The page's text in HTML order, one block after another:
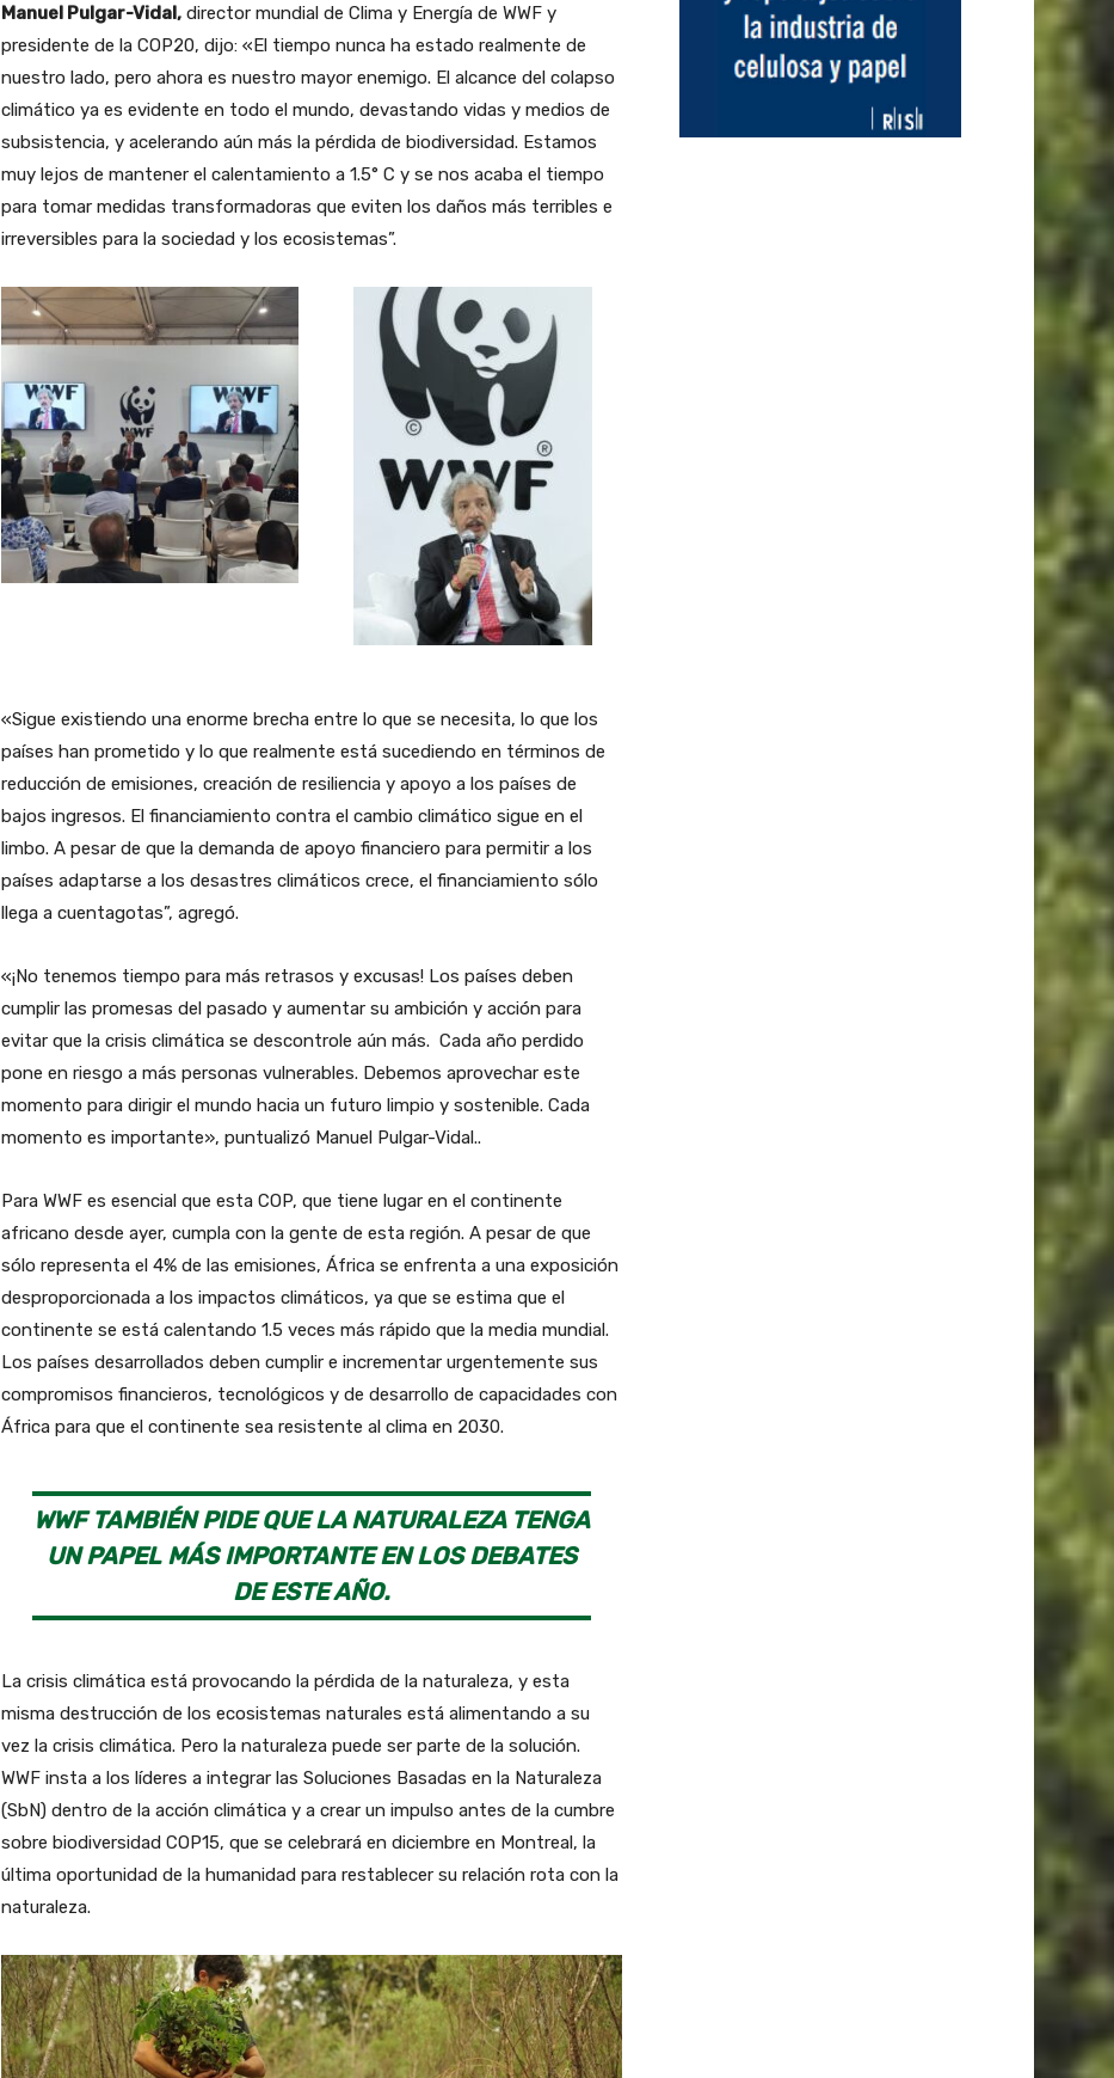
Manuel Pulgar-Vidal,director mundial de Clima y Energía de WWF y
presidente de la COP20, dijo: «El tiempo nunca ha estado realmente de
nuestro lado, pero ahora es nuestro mayor enemigo. El alcance del colapso
climático ya es evidente en todo el mundo, devastando vidas y medios de
subsistencia, y acelerando aún más la pérdida de biodiversidad. Estamos
muy lejos de mantener el calentamiento a 1.5° C y se nos acaba el tiempo
para tomar medidas transformadoras que eviten los daños más terribles e
irreversibles para la sociedad y los ecosistemas”.
«Sigue existiendo una enorme brecha entre lo que se necesita, lo que los
países han prometido y lo que realmente está sucediendo en términos de
reducción de emisiones, creación de resiliencia y apoyo a los países de
bajos ingresos. El financiamiento contra el cambio climático sigue en el
limbo. A pesar de que la demanda de apoyo financiero para permitir a los
países adaptarse a los desastres climáticos crece, el financiamiento sólo
llega a cuentagotas”, agregó.
«¡No tenemos tiempo para más retrasos y excusas! Los países deben
cumplir las promesas del pasado y aumentar su ambición y acción para
evitar que la crisis climática se descontrole aún más. Cada año perdido
pone en riesgo a más personas vulnerables. Debemos aprovechar este
momento para dirigir el mundo hacia un futuro limpio y sostenible. Cada
momento es importante», puntualizó Manuel Pulgar-Vidal..
Para WWF es esencial que esta COP, que tiene lugar en el continente
africano desde ayer, cumpla con la gente de esta región. A pesar de que
sólo representa el 4% de las emisiones, África se enfrenta a una exposición
desproporcionada a los impactos climáticos, ya que se estima que el
continente se está calentando 1.5 veces más rápido que la media mundial.
Los países desarrollados deben cumplir e incrementar urgentemente sus
compromisos financieros, tecnológicos y de desarrollo de capacidades con
África para que el continente sea resistente al clima en 2030.
WWF TAMBIÉN PIDE QUE LA NATURALEZA TENGA
UN PAPEL MÁS IMPORTANTE EN LOS DEBATES
DE ESTE AÑO.
La crisis climática está provocando la pérdida de la naturaleza, y esta
misma destrucción de los ecosistemas naturales está alimentando a su
vez la crisis climática. Pero la naturaleza puede ser parte de la solución.
WWF insta a los líderes a integrar las Soluciones Basadas en la Naturaleza
(SbN) dentro de la acción climática y a crear un impulso antes de la cumbre
sobre biodiversidad COP15, que se celebrará en diciembre en Montreal, la
última oportunidad de la humanidad para restablecer su relación rota con la
naturaleza.